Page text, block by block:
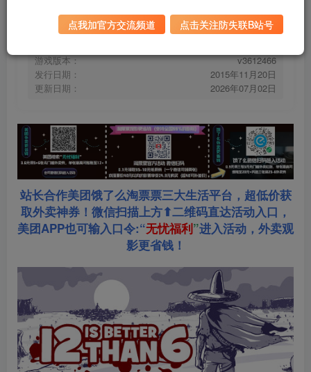
游戏大小：
336MB
游戏版本：
v3612466
发行日期：
2015年11月20日
更新日期：
2026年07月02日
站长合作美团饿了么淘票票三大生活平台，超低价获
取外卖神券！微信扫描上方⬆二维码直达活动入口，
美团APP也可输入口令:“无忧福利”进入活动，外卖观
影更省钱！
点我加官方交流频道 点击关注防失联B站号